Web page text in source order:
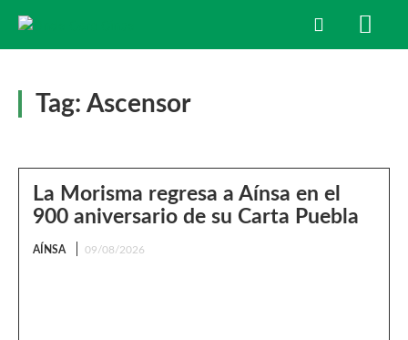
Tag: Ascensor
La Morisma regresa a Aínsa en el
900 aniversario de su Carta Puebla
AÍNSA 09/08/2026